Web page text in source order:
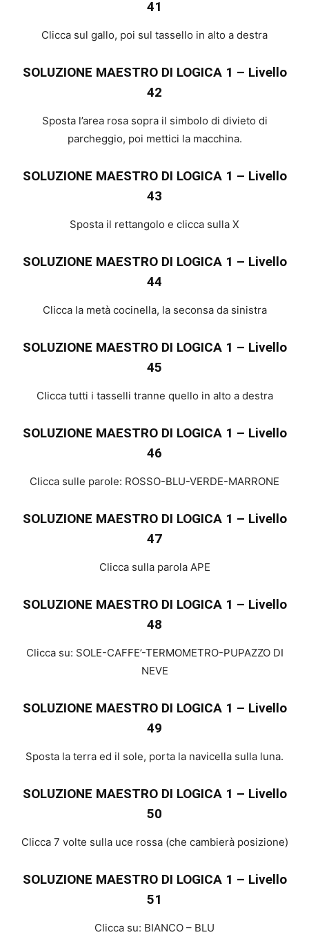
41
Clicca sul gallo, poi sul tassello in alto a destra
SOLUZIONE MAESTRO DI LOGICA 1 – Livello
42
Sposta l’area rosa sopra il simbolo di divieto di
parcheggio, poi mettici la macchina.
SOLUZIONE MAESTRO DI LOGICA 1 – Livello
43
Sposta il rettangolo e clicca sulla X
SOLUZIONE MAESTRO DI LOGICA 1 – Livello
44
Clicca la metà cocinella, la seconsa da sinistra
SOLUZIONE MAESTRO DI LOGICA 1 – Livello
45
Clicca tutti i tasselli tranne quello in alto a destra
SOLUZIONE MAESTRO DI LOGICA 1 – Livello
46
Clicca sulle parole: ROSSO-BLU-VERDE-MARRONE
SOLUZIONE MAESTRO DI LOGICA 1 – Livello
47
Clicca sulla parola APE
SOLUZIONE MAESTRO DI LOGICA 1 – Livello
48
Clicca su: SOLE-CAFFE’-TERMOMETRO-PUPAZZO DI
NEVE
SOLUZIONE MAESTRO DI LOGICA 1 – Livello
49
Sposta la terra ed il sole, porta la navicella sulla luna.
SOLUZIONE MAESTRO DI LOGICA 1 – Livello
50
Clicca 7 volte sulla uce rossa (che cambierà posizione)
SOLUZIONE MAESTRO DI LOGICA 1 – Livello
51
Clicca su: BIANCO – BLU